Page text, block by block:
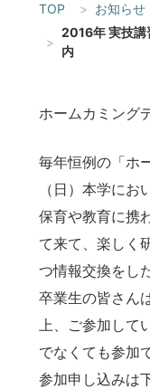
TOP
お知らせ
2016年 実技講
内
ホームカミング
毎年恒例の「ホ
（日）本学にお
保育や教育に携
て来て、楽しく
つ情報交換をし
卒業生の皆さん
上、ご参加して
でなくても参加
参加申し込みは